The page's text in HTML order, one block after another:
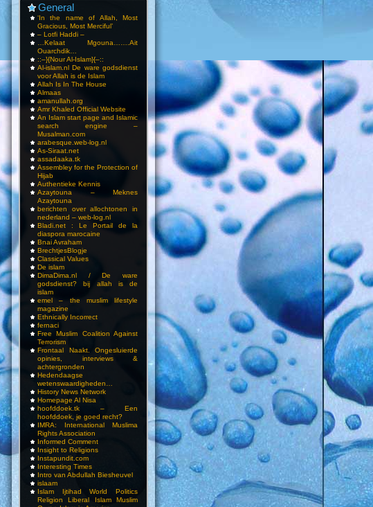
General
‘In the name of Allah, Most
Gracious, Most Merciful’
– Lotfi Haddi –
…Kelaat Mgouna…….Ait
Ouarchdik…
::–}{Nour Al-Islam}{–::
Al-islam.nl De ware godsdienst
voor Allah is de Islam
Allah Is In The House
Almaas
amanullah.org
Amr Khaled Official Website
An Islam start page and Islamic
search engine –
Musalman.com
arabesque.web-log.nl
As-Siraat.net
assadaaka.tk
Assembley for the Protection of
Hijab
Authentieke Kennis
Azaytouna – Meknes
Azaytouna
berichten over allochtonen in
nederland – web-log.nl
Bladi.net : Le Portail de la
diaspora marocaine
Bnai Avraham
BrechtjesBlogje
Classical Values
De islam
DimaDima.nl / De ware
godsdienst? bij allah is de
islam
emel – the muslim lifestyle
magazine
Ethnically Incorrect
fernaci
Free Muslim Coalition Against
Terrorism
Frontaal Naakt. Ongesluierde
opinies, interviews &
achtergronden
Hedendaagse
wetenswaardigheden…
History News Network
Homepage Al Nisa
hoofddoek.tk – Een
hoofddoek, je goed recht?
IMRA: International Muslima
Rights Association
Informed Comment
Insight to Religions
Instapundit.com
Interesting Times
Intro van Abdullah Biesheuvel
islaam
Islam Ijtihad World Politics
Religion Liberal Islam Muslim